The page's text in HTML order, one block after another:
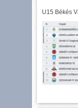
U15 Békés